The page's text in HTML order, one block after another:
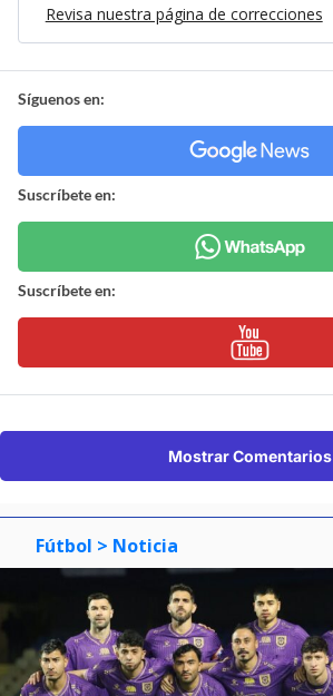
Revisa nuestra página de correcciones
Síguenos en:
Suscríbete en:
Suscríbete en:
Mostrar Comentarios
Fútbol > Noticia